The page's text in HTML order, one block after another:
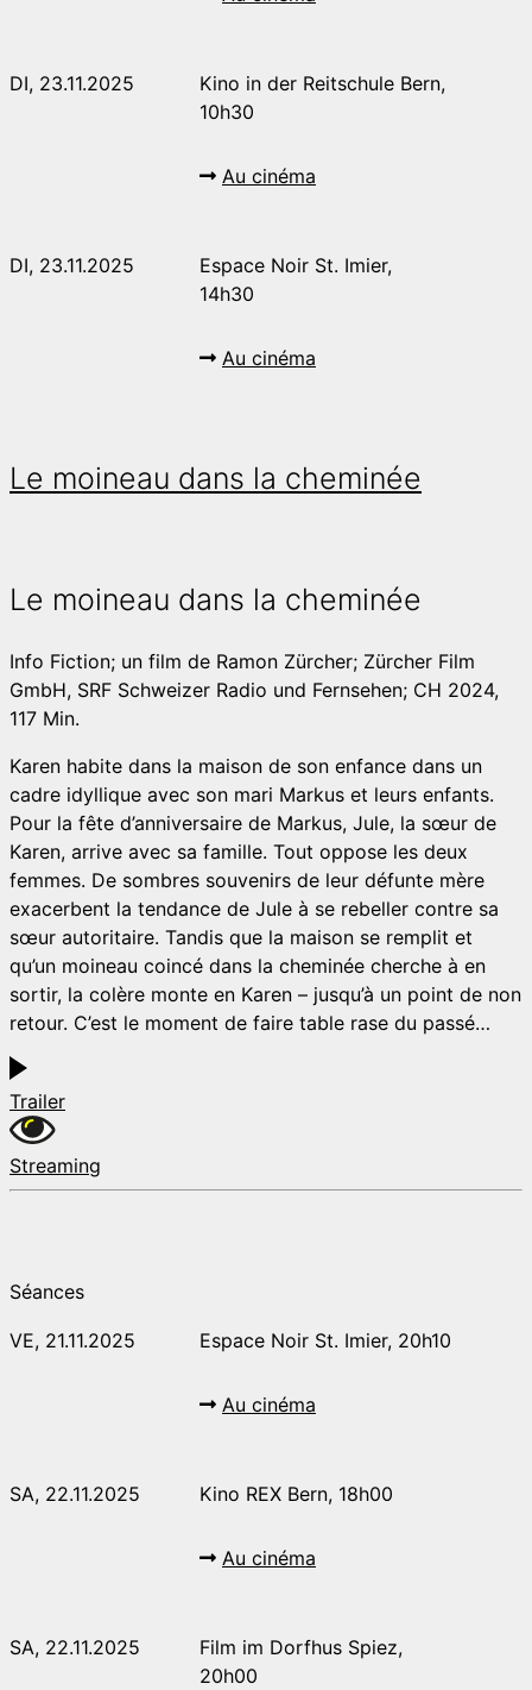
DI, 23.11.2025
Kino in der Reitschule Bern,
10h30
Au cinéma
DI, 23.11.2025
Espace Noir St. Imier,
14h30
Au cinéma
Le moineau dans la cheminée
Le moineau dans la cheminée
Info Fiction; un film de Ramon Zürcher; Zürcher Film
GmbH, SRF Schweizer Radio und Fernsehen; CH 2024,
117 Min.
Karen habite dans la maison de son enfance dans un
cadre idyllique avec son mari Markus et leurs enfants.
Pour la fête d’anniversaire de Markus, Jule, la sœur de
Karen, arrive avec sa famille. Tout oppose les deux
femmes. De sombres souvenirs de leur défunte mère
exacerbent la tendance de Jule à se rebeller contre sa
sœur autoritaire. Tandis que la maison se remplit et
qu’un moineau coincé dans la cheminée cherche à en
sortir, la colère monte en Karen – jusqu’à un point de non
retour. C’est le moment de faire table rase du passé…
Trailer
Streaming
Séances
VE, 21.11.2025 Espace Noir St. Imier, 20h10
Au cinéma
SA, 22.11.2025 Kino REX Bern, 18h00
Au cinéma
SA, 22.11.2025
Film im Dorfhus Spiez,
20h00